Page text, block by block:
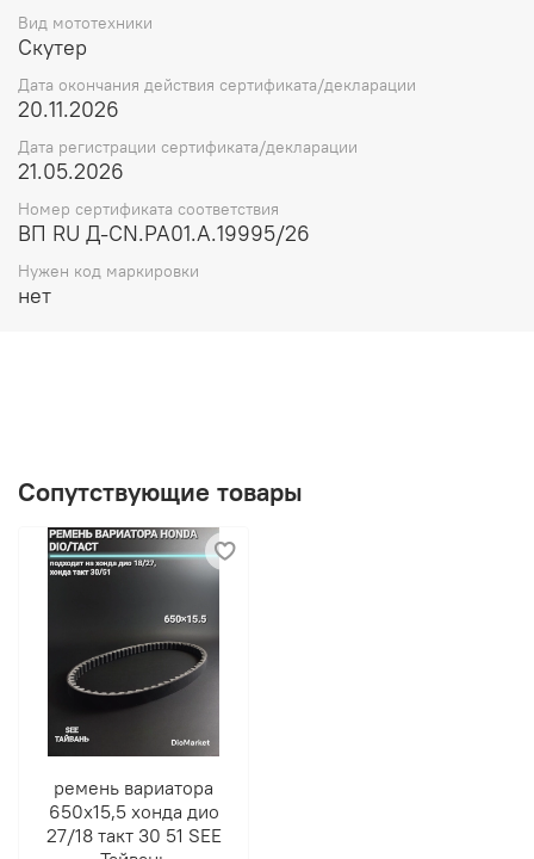
Вид мототехники
Скутер
Дата окончания действия сертификата/декларации
20.11.2026
Дата регистрации сертификата/декларации
21.05.2026
Номер сертификата соответствия
ВП RU Д-CN.РА01.А.19995/26
Нужен код маркировки
нет
Сопутствующие товары
ремень вариатора
650х15,5 хонда дио
27/18 такт 30 51 SEE